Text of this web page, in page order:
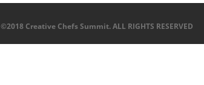
©2018 Creative Chefs Summit. ALL RIGHTS RESERVED